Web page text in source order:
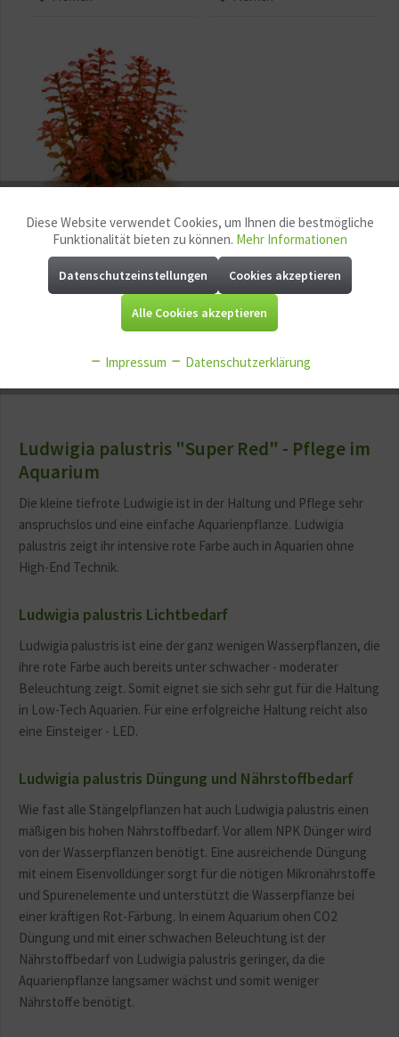
Ludwigia senegalensis
"Guinea" | Senegal-
Ludwigie - in vitro
ab 7,90 € *
Merken
Ludwigia palustris "Super Red" - Pflege im
Aquarium
Die kleine tiefrote Ludwigie ist in der Haltung und Pflege sehr
anspruchslos und eine einfache Aquarienpflanze. Ludwigia
palustris zeigt ihr intensive rote Farbe auch in Aquarien ohne
High-End Technik.
Ludwigia palustris Lichtbedarf
Ludwigia palustris ist eine der ganz wenigen Wasserpflanzen, die
ihre rote Farbe auch bereits unter schwacher - moderater
Beleuchtung zeigt. Somit eignet sie sich sehr gut für die Haltung
in Low-Tech Aquarien. Für eine erfolgreiche Haltung reicht also
eine Einsteiger - LED.
Ludwigia palustris Düngung und Nährstoffbedarf
Wie fast alle Stängelpflanzen hat auch Ludwigia palustris einen
mäßigen bis hohen Nährstoffbedarf. Vor allem NPK Dünger wird
von der Wasserpflanzen benötigt. Eine ausreichende Düngung
mit einem Eisenvolldünger sorgt für die nötigen Mikronährstoffe
und Spurenelemente und unterstützt die Wasserpflanze bei
einer kräftigen Rot-Färbung. In einem Aquarium ohen CO2
Düngung und mit einer schwachen Beleuchtung ist der
Nährstoffbedarf von Ludwigia palustris geringer, da die
Aquarienpflanze langsamer wächst und somit weniger
Nährstoffe benötigt.
Funktionale Aktiv
Marketing Aktiv
Service Aktiv
Sonstige Aktiv
Diese Website verwendet Cookies, um Ihnen die bestmögliche
Funktionalität bieten zu können. Mehr Informationen
Datenschutzeinstellungen Cookies akzeptieren
Alle Cookies akzeptieren
Impressum Datenschutzerklärung